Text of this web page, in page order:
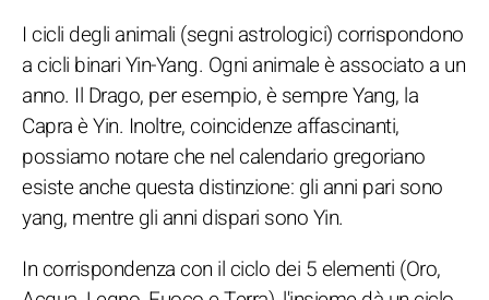
I cicli degli animali (segni astrologici) corrispondono
a cicli binari Yin-Yang. Ogni animale è associato a un
anno. Il Drago, per esempio, è sempre Yang, la
Capra è Yin. Inoltre, coincidenze affascinanti,
possiamo notare che nel calendario gregoriano
esiste anche questa distinzione: gli anni pari sono
yang, mentre gli anni dispari sono Yin.
In corrispondenza con il ciclo dei 5 elementi (Oro,